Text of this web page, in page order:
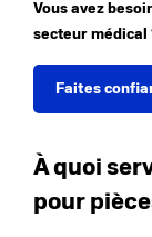
Vous avez
secteur médical
Faites
À quoi
pour